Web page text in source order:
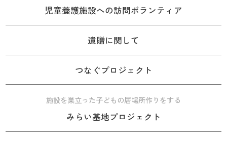
児童養護施設への訪問ボランティア
遺贈に関して
つなぐプロジェクト
施設を巣立った子どもの居場所作りをする
みらい基地プロジェクト